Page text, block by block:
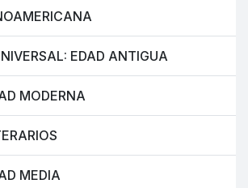
EDAD ANTIGUA
MODERNA
MEDIA